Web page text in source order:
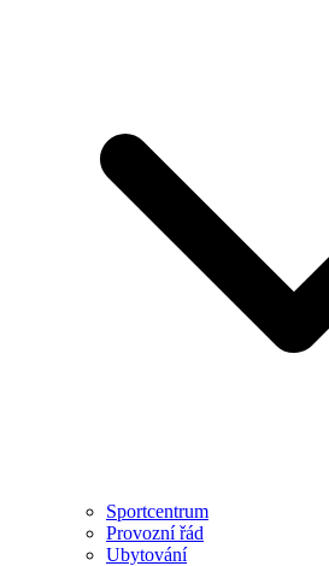
Sportcentrum
Provozní řád
Ubytování